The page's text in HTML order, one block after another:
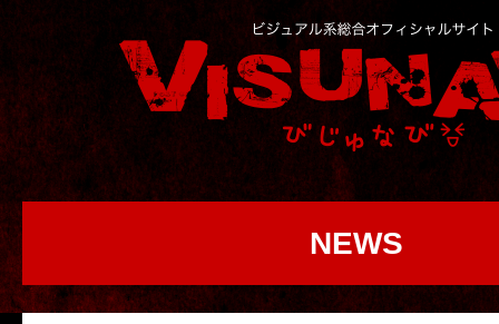
NEWS